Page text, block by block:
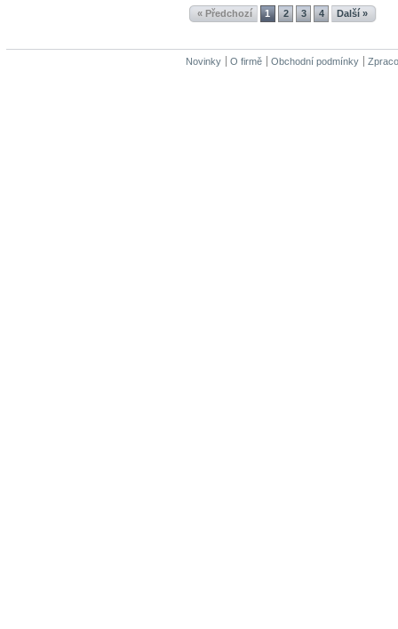
« Předchozí 1 2 3 4 Další »
Novinky O firmě Obchodní podmínky